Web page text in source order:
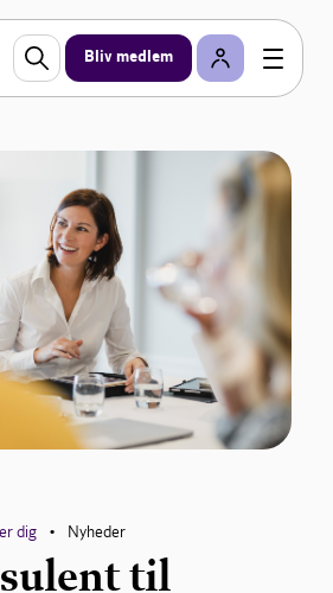
Bliv medlem
dig • Nyheder
til